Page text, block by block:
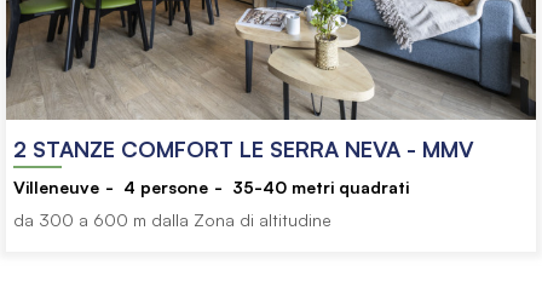
2 STANZE COMFORT LE SERRA NEVA - MMV
Villeneuve 4 persone 35-40 metri quadrati
da 300 a 600 m dalla Zona di altitudine